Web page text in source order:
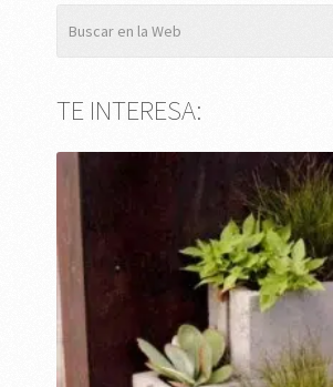
TE INTERESA: